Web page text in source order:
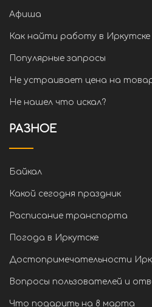
Афиша
Как найти работу в Иркутске
Популярные запросы
Не устраивает цена на
Не нашел что искал?
РАЗНОЕ
Байкал
Какой сегодня праздник
Расписание транспорта
Погода в Иркутске
Достопримечательности
Вопросы пользователей и
Что подарить на 8 марта